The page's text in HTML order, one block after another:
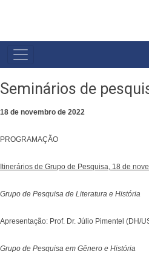
NAVEGAÇÃO
PRINCIPAL
Seminários de
18 de novembro de 2022
PROGRAMAÇÃO
Itinerários de Grupo de Pesquisa, 18 de
Grupo de Pesquisa de Literatura e História
Apresentação: Prof. Dr. Júlio Pimentel (DH/
Grupo de Pesquisa em Gênero e História